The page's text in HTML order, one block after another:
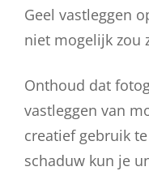
Geel vastleggen
niet mogelijk zou
Onthoud dat
vastleggen van
creatief gebruik
schaduw kun je